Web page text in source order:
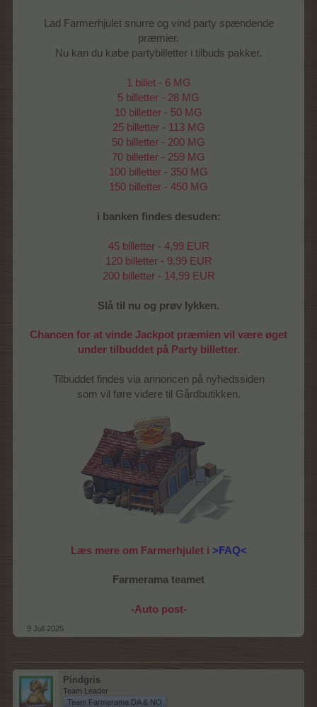
Lad Farmerhjulet snurre og vind party spændende
præmier.
Nu kan du købe partybilletter i tilbuds pakker.
1 billet - 6 MG
5 billetter - 28 MG
10 billetter - 50 MG
25 billetter - 113 MG
50 billetter - 200 MG
70 billetter - 259 MG
100 billetter - 350 MG
150 billetter - 450 MG
i banken findes desuden:
45 billetter - 4,99 EUR
120 billetter - 9,99 EUR
200 billetter - 14,99 EUR
Slå til nu og prøv lykken.
Chancen for at vinde Jackpot præmien vil være øget
under tilbuddet på Party billetter.
Tilbuddet findes via annoncen på nyhedssiden
som vil føre videre til Gårdbutikken.
Læs mere om Farmerhjulet i >FAQ<
Farmerama teamet
-Auto post-
9 Juli 2025
Pindgris
Team Leader
Team Farmerama DA & NO